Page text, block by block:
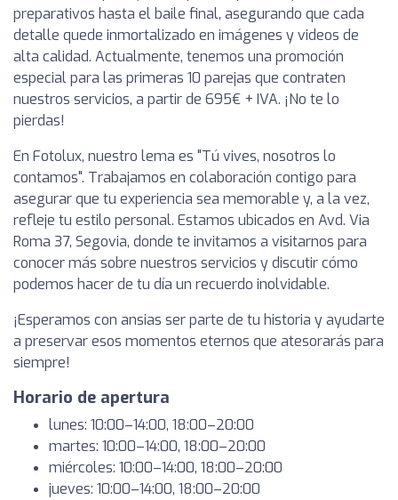
preparativos hasta el baile final, asegurando que cada
detalle quede inmortalizado en imágenes y videos de
alta calidad. Actualmente, tenemos una promoción
especial para las primeras 10 parejas que contraten
nuestros servicios, a partir de 695€ + IVA. ¡No te lo
pierdas!
En Fotolux, nuestro lema es "Tú vives, nosotros lo
contamos". Trabajamos en colaboración contigo para
asegurar que tu experiencia sea memorable y, a la vez,
refleje tu estilo personal. Estamos ubicados en Avd. Via
Roma 37, Segovia, donde te invitamos a visitarnos para
conocer más sobre nuestros servicios y discutir cómo
podemos hacer de tu día un recuerdo inolvidable.
¡Esperamos con ansias ser parte de tu historia y ayudarte
a preservar esos momentos eternos que atesorarás para
siempre!
Horario de apertura
lunes: 10:00–14:00, 18:00–20:00
martes: 10:00–14:00, 18:00–20:00
miércoles: 10:00–14:00, 18:00–20:00
jueves: 10:00–14:00, 18:00–20:00